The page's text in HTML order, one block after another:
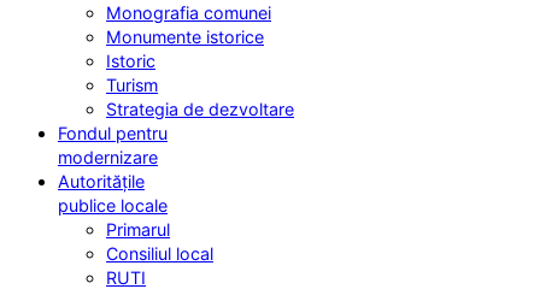
Monografia comunei
Monumente istorice
Istoric
Turism
Strategia de dezvoltare
Fondul pentru
modernizare
Autoritățile
publice locale
Primarul
Consiliul local
RUTI